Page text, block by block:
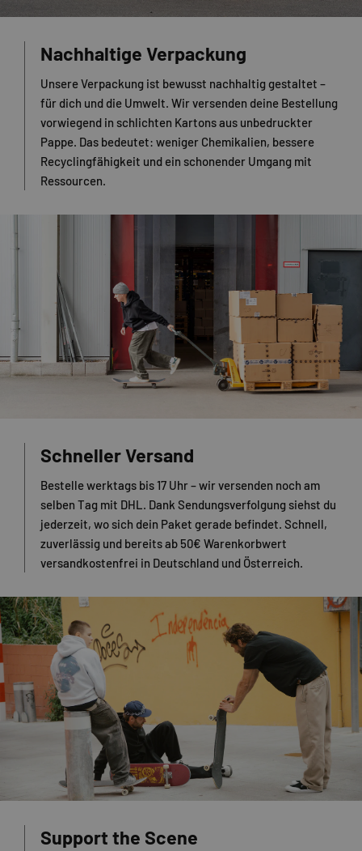
Nachhaltige Verpackung
Unsere Verpackung ist bewusst nachhaltig gestaltet –
für dich und die Umwelt. Wir versenden deine Bestellung
vorwiegend in schlichten Kartons aus unbedruckter
Pappe. Das bedeutet: weniger Chemikalien, bessere
Recyclingfähigkeit und ein schonender Umgang mit
Ressourcen.
Schneller Versand
Bestelle werktags bis 17 Uhr – wir versenden noch am
selben Tag mit DHL. Dank Sendungsverfolgung siehst du
jederzeit, wo sich dein Paket gerade befindet. Schnell,
zuverlässig und bereits ab 50€ Warenkorbwert
versandkostenfrei in Deutschland und Österreich.
Support the Scene